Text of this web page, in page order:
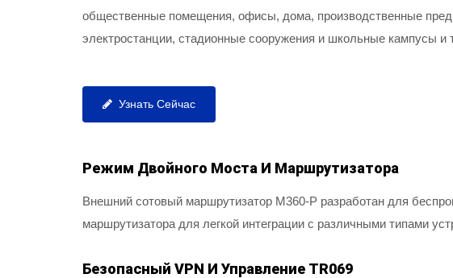
Внешний 4G Роутер с двойным APN и TR69
общественные помещения, офисы, дома, производственные
электростанции, стадионные сооружения и школьные кампусы и
Узнать Сейчас
Режим Двойного Моста И Маршрутизатора
Внешний сотовый маршрутизатор M360-P разработан для
маршрутизатора для легкой интеграции с различными типами
Безопасный VPN И Управление TR069